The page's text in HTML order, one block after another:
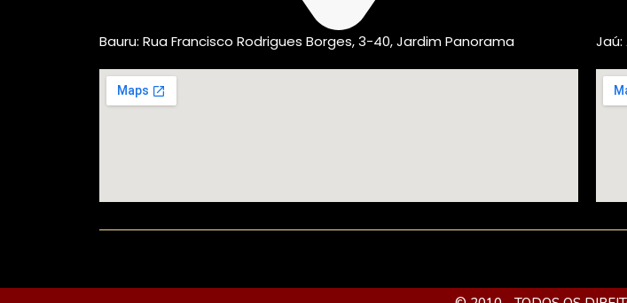
Bauru: Rua Francisco Rodrigues Borges, 3-40, Jardim Panorama Jaú: